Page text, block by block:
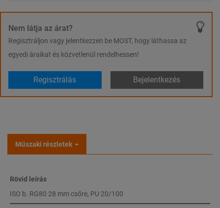
Nem látja az árat?
Regisztráljon vagy jelentkezzen be MOST, hogy láthassa az
egyedi áraikat és közvetlenül rendelhessen!
Regisztrálás Bejelentkezés
Műszaki részletek
Rövid leírás
ISO b. RG80 28 mm csőre, PU 20/100